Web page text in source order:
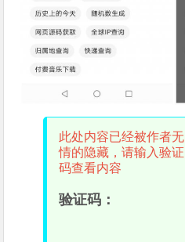
此处内容已经被作者无
情的隐藏，请输入验证
码查看内容
验证码：